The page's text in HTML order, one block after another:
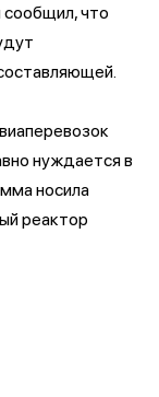
что
нуждается в
носила
реактор